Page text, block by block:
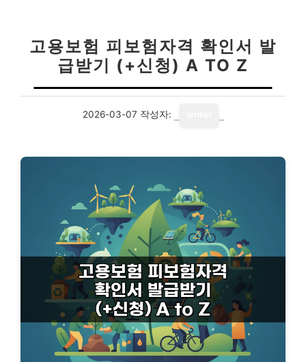
고용보험 피보험자격 확인서 발
급받기 (+신청) A TO Z
2026-03-07 작성자: